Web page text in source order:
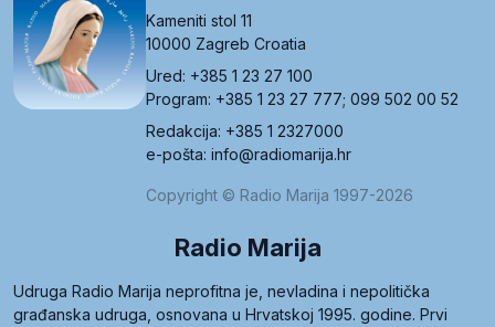
Kameniti stol 11
10000 Zagreb Croatia
Ured: +385 1 23 27 100
Program: +385 1 23 27 777; 099 502 00 52
Redakcija: +385 1 2327000
e-pošta: info@radiomarija.hr
Copyright © Radio Marija 1997-2026
Radio Marija
Udruga Radio Marija neprofitna je, nevladina i nepolitička
građanska udruga, osnovana u Hrvatskoj 1995. godine. Prvi